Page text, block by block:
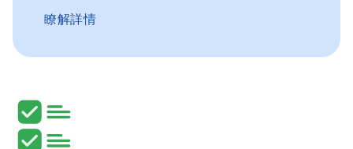
瞭解詳情